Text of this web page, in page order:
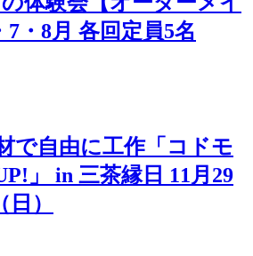
7・8月 各回定員5名
で自由に工作「コドモ
」 in 三茶縁日 11月29
）